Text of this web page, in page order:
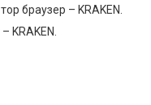
браузер – KRAKEN.
KRAKEN.